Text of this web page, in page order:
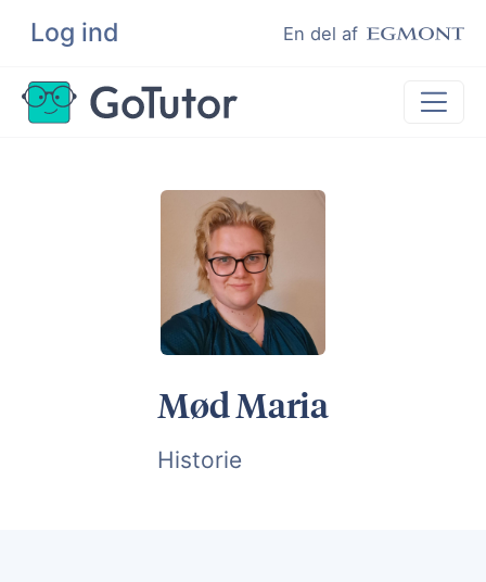
Log ind En del af
Søg
Lektiehjælp
Hjælp til ordblinde
Kundeudtalelser
Undervisere
Mød Maria
Historie